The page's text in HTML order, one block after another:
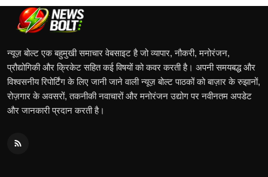
न्यूज़ बोल्ट एक बहुमुखी समाचार वेबसाइट है जो व्यापार, नौकरी, मनोरंजन,
प्रौद्योगिकी और क्रिकेट सहित कई विषयों को कवर करती है। अपनी समयबद्ध और
विश्वसनीय रिपोर्टिंग के लिए जानी जाने वाली न्यूज़ बोल्ट पाठकों को बाज़ार के रुझानों,
रोज़गार के अवसरों, तकनीकी नवाचारों और मनोरंजन उद्योग पर नवीनतम अपडेट
और जानकारी प्रदान करती है।